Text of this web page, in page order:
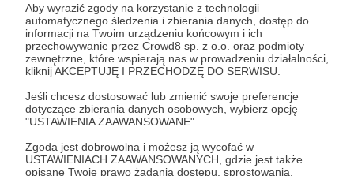
Aby wyrazić zgody na korzystanie z technologii
automatycznego śledzenia i zbierania danych, dostęp do
informacji na Twoim urządzeniu końcowym i ich
przechowywanie przez Crowd8 sp. z o.o. oraz podmioty
zewnętrzne, które wspierają nas w prowadzeniu działalności,
kliknij AKCEPTUJĘ I PRZECHODZĘ DO SERWISU.
Jeśli chcesz dostosować lub zmienić swoje preferencje
dotyczące zbierania danych osobowych, wybierz opcję
"USTAWIENIA ZAAWANSOWANE".
Zgoda jest dobrowolna i możesz ją wycofać w
USTAWIENIACH ZAAWANSOWANYCH, gdzie jest także
opisane Twoje prawo żądania dostępu, sprostowania,